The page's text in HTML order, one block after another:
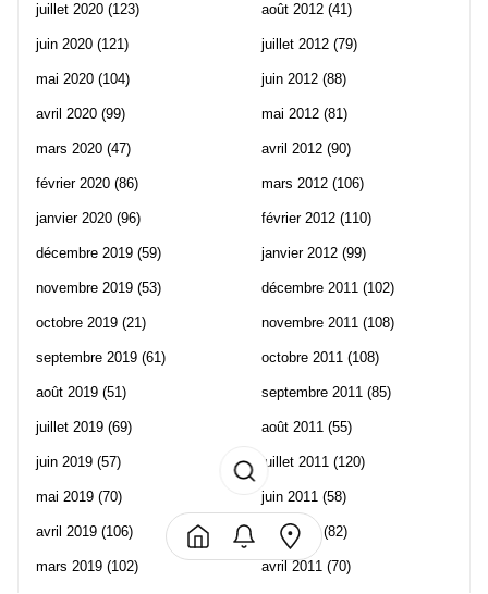
juillet 2020 (123)
juin 2020 (121)
mai 2020 (104)
avril 2020 (99)
mars 2020 (47)
février 2020 (86)
janvier 2020 (96)
décembre 2019 (59)
novembre 2019 (53)
octobre 2019 (21)
septembre 2019 (61)
août 2019 (51)
juillet 2019 (69)
juin 2019 (57)
mai 2019 (70)
avril 2019 (106)
mars 2019 (102)
août 2012 (41)
juillet 2012 (79)
juin 2012 (88)
mai 2012 (81)
avril 2012 (90)
mars 2012 (106)
février 2012 (110)
janvier 2012 (99)
décembre 2011 (102)
novembre 2011 (108)
octobre 2011 (108)
septembre 2011 (85)
août 2011 (55)
juillet 2011 (120)
juin 2011 (58)
mai 2011 (82)
avril 2011 (70)